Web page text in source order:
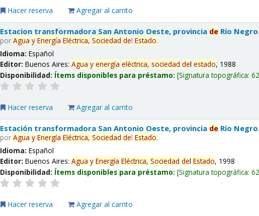
Hacer reserva Agregar al carrito
Estacion transformadora San Antonio Oeste, provincia de Río
porAgua y Energía Eléctrica, Sociedad delEstado.
Idioma:Español
Editor:Buenos Aires:Agua y energía eléctrica, sociedad delestado, 1988
Disponibilidad: Ítems disponibles para préstamo: Signatura topográfica:
Hacer reserva Agregar al carrito
Estación transformadora San Antonio Oeste, provincia de Río
porAgua y Energía Eléctrica, Sociedad delEstado.
Idioma:Español
Editor:Buenos Aires:Agua y Energía Eléctrica, Sociedad delEstado, 1998
Disponibilidad: Ítems disponibles para préstamo: Signatura topográfica:
Hacer reserva Agregar al carrito